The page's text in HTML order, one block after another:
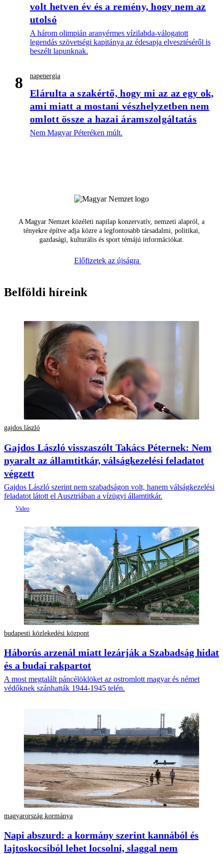
volt hetven év és a remény, hogy nem az
utolsó
A három olimpián aranyérmes vízilabda-válogatott
legendás szövetségi kapitánya az édesapja elvesztéséről is
beszélt lapunknak.
8 napenergia
Elárulta a szakértő, hogy mi az az egy ok,
ami miatt a mostani vészhelyzetben nem
omlott össze a hazai áramszolgáltatás
Nem Magyar Péteréken múlt.
A Magyar Nemzet közéleti napilap konzervatív, nemzeti alapról, a
tényekre építve adja közre a legfontosabb társadalmi, politikai,
gazdasági, kulturális és sport témájú információkat.
Előfizetek az újságra
Belföldi híreink
gajdos lászló
Gajdos László visszaszólt Takács Péternek: Nem
nyaralt az államtitkár, válságkezelési feladatot
végzett
Gajdos László szerint nem szabadságon volt, hanem válságkezelési
feladatot látott el Ausztriában a vízügyi államtitkár.
budapesti közlekedési központ
Háborús arzenál miatt lezárják a Szabadság hidat
és a budai rakpartot
A most megtalált páncélöklöket az ostromlott magyar és német
védőknek szánhatták 1944-1945 telén.
magyarország kormánya
Napi abszurd: a kormány szerint kannából és
lajtoskocsiból lehet locsolni, slaggal nem